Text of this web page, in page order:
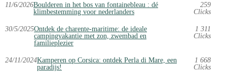
11/6/2026Boulderen in het bos van fontainebleau : dé
klimbestemming voor nederlanders
259
Clicks
30/5/2025Ontdek de charente-maritime: de ideale
campingvakantie met zon, zwembad en
familieplezier
1 311
Clicks
24/11/2024Kamperen op Corsica: ontdek Perla di Mare, een
paradijs!
1 668
Clicks